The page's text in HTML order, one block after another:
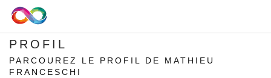
PROFIL
PARCOUREZ LE PROFIL DE MATHIEU
FRANCESCHI